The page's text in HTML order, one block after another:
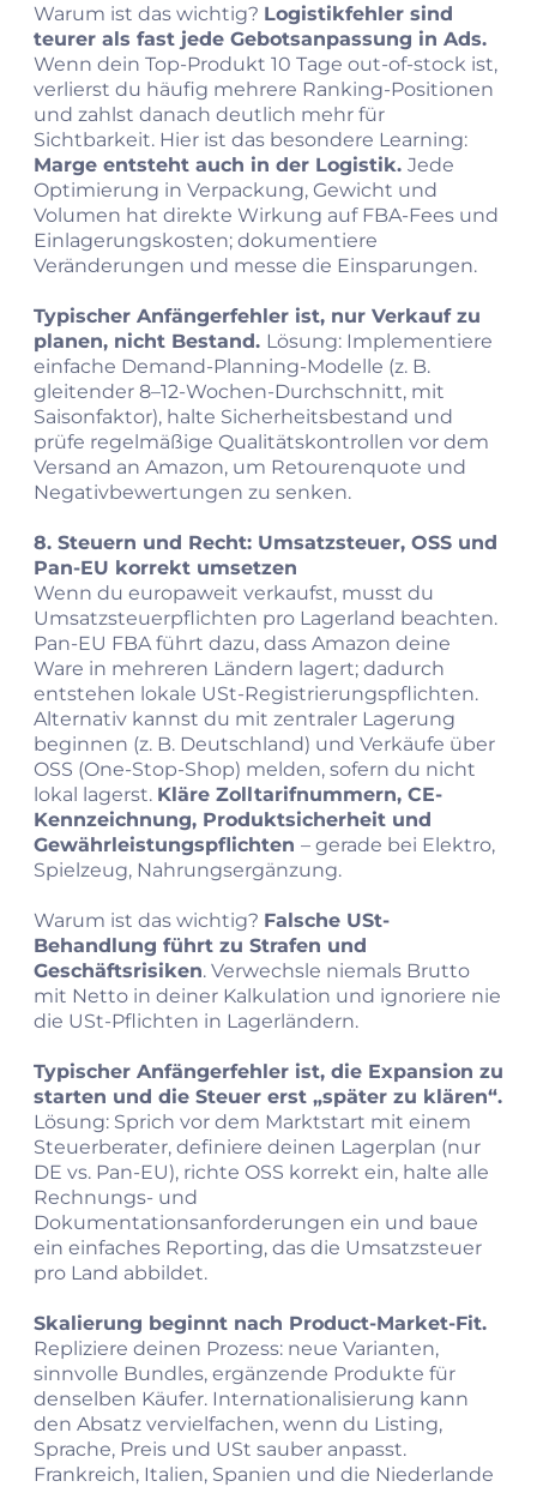
Warum ist das wichtig? Logistikfehler sind
teurer als fast jede Gebotsanpassung in Ads.
Wenn dein Top-Produkt 10 Tage out-of-stock ist,
verlierst du häufig mehrere Ranking-Positionen
und zahlst danach deutlich mehr für
Sichtbarkeit. Hier ist das besondere Learning:
Marge entsteht auch in der Logistik. Jede
Optimierung in Verpackung, Gewicht und
Volumen hat direkte Wirkung auf FBA-Fees und
Einlagerungskosten; dokumentiere
Veränderungen und messe die Einsparungen.
Typischer Anfängerfehler ist, nur Verkauf zu
planen, nicht Bestand. Lösung: Implementiere
einfache Demand-Planning-Modelle (z. B.
gleitender 8–12-Wochen-Durchschnitt, mit
Saisonfaktor), halte Sicherheitsbestand und
prüfe regelmäßige Qualitätskontrollen vor dem
Versand an Amazon, um Retourenquote und
Negativbewertungen zu senken.
8. Steuern und Recht: Umsatzsteuer, OSS und
Pan-EU korrekt umsetzen
Wenn du europaweit verkaufst, musst du
Umsatzsteuerpflichten pro Lagerland beachten.
Pan-EU FBA führt dazu, dass Amazon deine
Ware in mehreren Ländern lagert; dadurch
entstehen lokale USt-Registrierungspflichten.
Alternativ kannst du mit zentraler Lagerung
beginnen (z. B. Deutschland) und Verkäufe über
OSS (One-Stop-Shop) melden, sofern du nicht
lokal lagerst. Kläre Zolltarifnummern, CE-
Kennzeichnung, Produktsicherheit und
Gewährleistungspflichten – gerade bei Elektro,
Spielzeug, Nahrungsergänzung.
Warum ist das wichtig? Falsche USt-
Behandlung führt zu Strafen und
Geschäftsrisiken. Verwechsle niemals Brutto
mit Netto in deiner Kalkulation und ignoriere nie
die USt-Pflichten in Lagerländern.
Typischer Anfängerfehler ist, die Expansion zu
starten und die Steuer erst „später zu klären“.
Lösung: Sprich vor dem Marktstart mit einem
Steuerberater, definiere deinen Lagerplan (nur
DE vs. Pan-EU), richte OSS korrekt ein, halte alle
Rechnungs- und
Dokumentationsanforderungen ein und baue
ein einfaches Reporting, das die Umsatzsteuer
pro Land abbildet.
Skalierung beginnt nach Product-Market-Fit.
Repliziere deinen Prozess: neue Varianten,
sinnvolle Bundles, ergänzende Produkte für
denselben Käufer. Internationalisierung kann
den Absatz vervielfachen, wenn du Listing,
Sprache, Preis und USt sauber anpasst.
Frankreich, Italien, Spanien und die Niederlande